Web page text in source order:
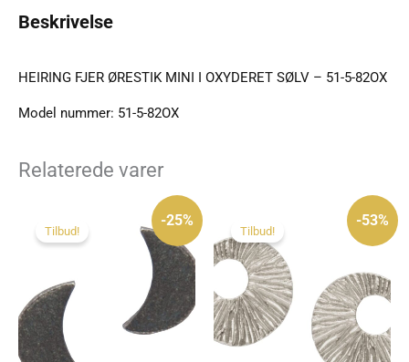
Beskrivelse
HEIRING FJER ØRESTIK MINI I OXYDERET SØLV – 51-5-82OX
Model nummer: 51-5-82OX
Relaterede varer
-25%
Tilbud!
pris
var:
395 kr..
er:
-53%
Tilbud!
pris
var:
625 kr..
er: